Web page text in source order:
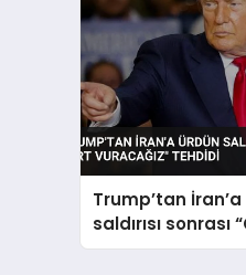
Trump’tan
saldırısı sonrası
Vuracağız”